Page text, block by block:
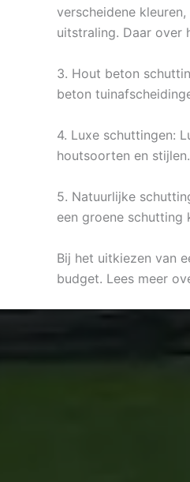
verscheidene
uitstraling. Daar over
3. Hout beton
beton
4. Luxe schuttingen:
houtsoorten en
5. Natuurlijke
een groene schutting
Bij het uitkiezen van
budget. Lees meer